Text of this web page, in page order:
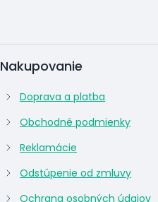
Nakupovanie
Doprava a platba
Obchodné podmienky
Reklamácie
Odstúpenie od zmluvy
Ochrana osobných údajov